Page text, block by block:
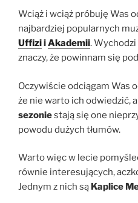
Wciąż i wciąż próbuję Was
najbardziej popularnych
UffiziiAkademii.
znaczy, że powinnam się
Oczywiście odciągam Was
że nie warto ich odwiedzić,
sezoniestają się one
powodu dużych tłumów.
Warto więc w lecie
równie interesujących,
Jednym z nich są Kaplice